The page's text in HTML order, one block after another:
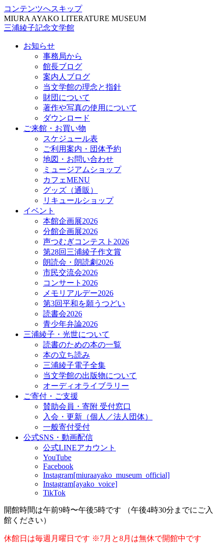
コンテンツへスキップ
MIURA AYAKO LITERATURE MUSEUM
三浦綾子記念文学館
お知らせ
事務局から
館長ブログ
案内人ブログ
当文学館の理念と指針
財団について
著作や写真の使用について
ダウンロード
ご来館・お買い物
スケジュール表
ご利用案内・団体予約
地図・お問い合わせ
ミュージアムショップ
カフェMENU
グッズ（通販）
リキュールショップ
イベント
本館企画展2026
分館企画展2026
声つむぎコンテスト2026
第28回三浦綾子作文賞
朗読会・朗読劇2026
市民交流会2026
コンサート2026
メモリアルデー2026
第3回平和を願うつどい
読書会2026
青少年弁論2026
三浦綾子・光世について
読書のための本の一覧
本の立ち読み
三浦綾子電子全集
当文学館の出版物について
オーディオライブラリー
ご寄付・ご支援
賛助会員・寄附 受付窓口
入会・更新（個人／法人団体）
一般寄付受付
公式SNS・動画配信
公式LINEアカウント
YouTube
Facebook
Instagram[miuraayako_museum_official]
Instagram[ayako_voice]
TikTok
開館時間は午前9時〜午後5時です （午後4時30分までにご入
館ください）
休館日は毎週月曜日です ※7月と8月は無休で開館中です